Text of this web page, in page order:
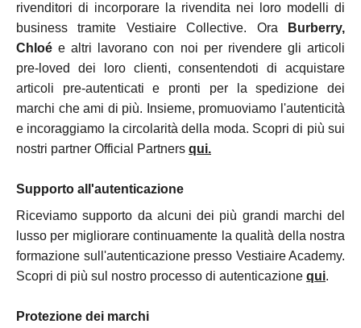
rivenditori di incorporare la rivendita nei loro modelli di
business tramite Vestiaire Collective. Ora Burberry,
Chloé e altri lavorano con noi per rivendere gli articoli
pre-loved dei loro clienti, consentendoti di acquistare
articoli pre-autenticati e pronti per la spedizione dei
marchi che ami di più. Insieme, promuoviamo l'autenticità
e incoraggiamo la circolarità della moda. Scopri di più sui
nostri partner Official Partners qui.
Supporto all'autenticazione
Riceviamo supporto da alcuni dei più grandi marchi del
lusso per migliorare continuamente la qualità della nostra
formazione sull'autenticazione presso Vestiaire Academy.
Scopri di più sul nostro processo di autenticazione qui.
Protezione dei marchi